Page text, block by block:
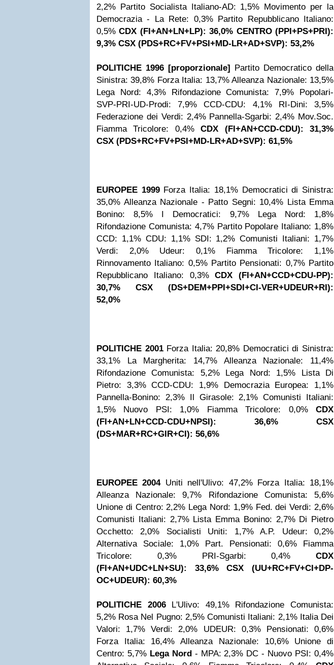
2,2% Partito Socialista Italiano-AD: 1,5% Movimento per la
Democrazia - La Rete: 0,3% Partito Repubblicano Italiano:
0,5% CDX (FI+AN+LN+LP): 36,0% CENTRO (PPI+PS+PRI):
9,3% CSX (PDS+RC+FV+PSI+MD-LR+AD+SVP): 53,2%
POLITICHE 1996 [proporzionale] Partito Democratico della
Sinistra: 39,8% Forza Italia: 13,7% Alleanza Nazionale: 13,5%
Lega Nord: 4,3%
Rifondazione Comunista: 7,9%
Popolari-
SVP-PRI-UD-Prodi: 7,9%
CCD-CDU: 4,1%
RI-Dini: 3,5%
Federazione dei Verdi: 2,4% Pannella-Sgarbi: 2,4% Mov.Soc.
Fiamma Tricolore: 0,4%
CDX (FI+AN+CCD-CDU): 31,3%
CSX (PDS+RC+FV+PSI+MD-LR+AD+SVP): 61,5%
EUROPEE 1999 Forza Italia: 18,1% Democratici di Sinistra:
35,0% Alleanza Nazionale - Patto Segni: 10,4% Lista Emma
Bonino: 8,5%
I Democratici: 9,7%
Lega Nord: 1,8%
Rifondazione Comunista: 4,7% Partito Popolare Italiano: 1,8%
CCD: 1,1% CDU: 1,1% SDI: 1,2% Comunisti Italiani: 1,7%
Verdi: 2,0%
Udeur: 0,1%
Fiamma Tricolore: 1,1%
Rinnovamento Italiano: 0,5% Partito Pensionati: 0,7% Partito
Repubblicano Italiano: 0,3%
CDX (FI+AN+CCD+CDU-PP):
30,7%
CSX (DS+DEM+PPI+SDI+CI-VER+UDEUR+RI):
52,0%
POLITICHE 2001 Forza Italia: 20,8% Democratici di Sinistra:
33,1%
La Margherita: 14,7%
Alleanza Nazionale: 11,4%
Rifondazione Comunista: 5,2%
Lega Nord: 1,5%
Lista Di
Pietro: 3,3% CCD-CDU: 1,9%
Democrazia Europea: 1,1%
Pannella-Bonino: 2,3% Il Girasole: 2,1% Comunisti Italiani:
1,5%
Nuovo PSI: 1,0% Fiamma Tricolore: 0,0%
CDX
(FI+AN+LN+CCD-CDU+NPSI): 36,6%
CSX
(DS+MAR+RC+GIR+CI): 56,6%
EUROPEE 2004 Uniti nell'Ulivo: 47,2% Forza Italia: 18,1%
Alleanza Nazionale: 9,7%
Rifondazione Comunista: 5,6%
Unione di Centro: 2,2% Lega Nord: 1,9% Fed. dei Verdi: 2,6%
Comunisti Italiani: 2,7% Lista Emma Bonino: 2,7% Di Pietro
Occhetto: 2,0%
Socialisti Uniti: 1,7%
A.P. Udeur: 0,2%
Alternativa Sociale: 1,0%
Part. Pensionati: 0,6%
Fiamma
Tricolore: 0,3%
PRI-Sgarbi: 0,4%
CDX
(FI+AN+UDC+LN+SU): 33,6%
CSX (UU+RC+FV+CI+DP-
OC+UDEUR): 60,3%
POLITICHE 2006 L'Ulivo: 49,1%
Rifondazione Comunista:
5,2% Rosa Nel Pugno: 2,5% Comunisti Italiani: 2,1% Italia Dei
Valori: 1,7% Verdi: 2,0% UDEUR: 0,3%
Pensionati: 0,6%
Forza Italia: 16,4% Alleanza Nazionale: 10,6%
Unione di
Centro: 5,7% Lega Nord- MPA: 2,3% DC - Nuovo PSI: 0,4%